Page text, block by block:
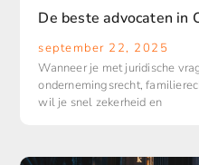
De beste advocaten in
september 22, 2025
Wanneer je met juridische
ondernemingsrecht,
wil je snel zekerheid en